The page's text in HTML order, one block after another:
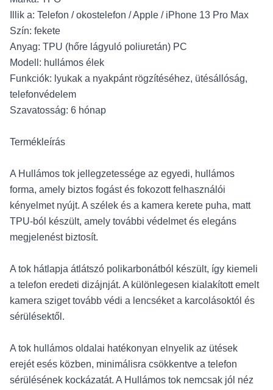
Illik a: Telefon / okostelefon / Apple / iPhone 13 Pro Max
Szín: fekete
Anyag: TPU (hőre lágyuló poliuretán) PC
Modell: hullámos élek
Funkciók: lyukak a nyakpánt rögzítéséhez, ütésállóság,
telefonvédelem
Szavatosság: 6 hónap
Termékleírás
A Hullámos tok jellegzetessége az egyedi, hullámos
forma, amely biztos fogást és fokozott felhasználói
kényelmet nyújt. A szélek és a kamera kerete puha, matt
TPU-ból készült, amely további védelmet és elegáns
megjelenést biztosít.
A tok hátlapja átlátszó polikarbonátból készült, így kiemeli
a telefon eredeti dizájnját. A különlegesen kialakított emelt
kamera sziget tovább védi a lencséket a karcolásoktól és
sérülésektől.
A tok hullámos oldalai hatékonyan elnyelik az ütések
erejét esés közben, minimálisra csökkentve a telefon
sérülésének kockázatát. A Hullámos tok nemcsak jól néz